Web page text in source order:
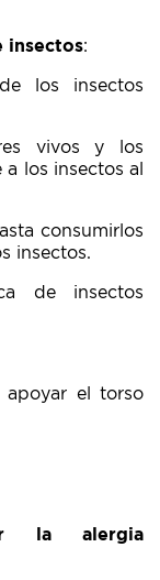
insectos:
los insectos
vivos y los
los insectos al
consumirlos
insectos.
de insectos
apoyar el torso
la alergia